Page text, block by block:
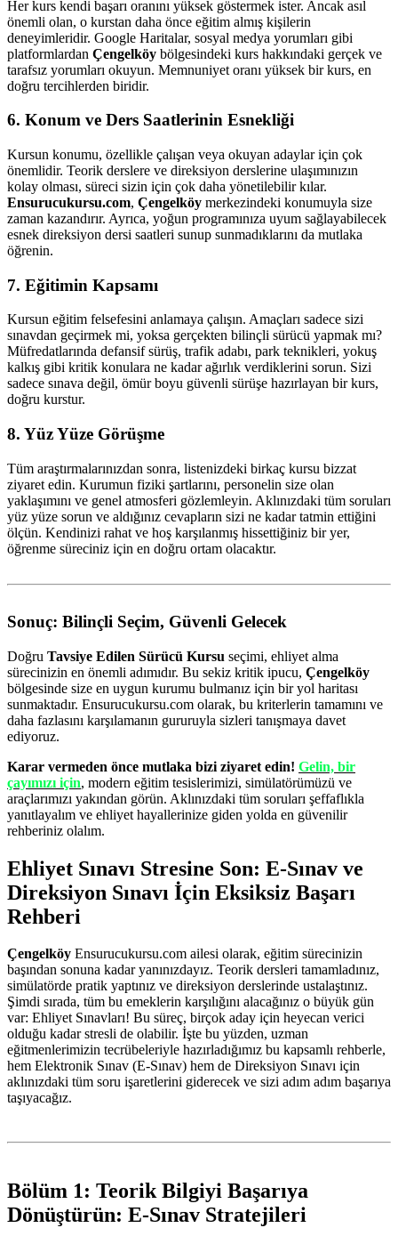
Her kurs kendi başarı oranını yüksek göstermek ister. Ancak asıl
önemli olan, o kurstan daha önce eğitim almış kişilerin
deneyimleridir. Google Haritalar, sosyal medya yorumları gibi
platformlardan Çengelköy bölgesindeki kurs hakkındaki gerçek ve
tarafsız yorumları okuyun. Memnuniyet oranı yüksek bir kurs, en
doğru tercihlerden biridir.
6. Konum ve Ders Saatlerinin Esnekliği
Kursun konumu, özellikle çalışan veya okuyan adaylar için çok
önemlidir. Teorik derslere ve direksiyon derslerine ulaşımınızın
kolay olması, süreci sizin için çok daha yönetilebilir kılar.
Ensurucukursu.com, Çengelköy merkezindeki konumuyla size
zaman kazandırır. Ayrıca, yoğun programınıza uyum sağlayabilecek
esnek direksiyon dersi saatleri sunup sunmadıklarını da mutlaka
öğrenin.
7. Eğitimin Kapsamı
Kursun eğitim felsefesini anlamaya çalışın. Amaçları sadece sizi
sınavdan geçirmek mi, yoksa gerçekten bilinçli sürücü yapmak mı?
Müfredatlarında defansif sürüş, trafik adabı, park teknikleri, yokuş
kalkış gibi kritik konulara ne kadar ağırlık verdiklerini sorun. Sizi
sadece sınava değil, ömür boyu güvenli sürüşe hazırlayan bir kurs,
doğru kurstur.
8. Yüz Yüze Görüşme
Tüm araştırmalarınızdan sonra, listenizdeki birkaç kursu bizzat
ziyaret edin. Kurumun fiziki şartlarını, personelin size olan
yaklaşımını ve genel atmosferi gözlemleyin. Aklınızdaki tüm soruları
yüz yüze sorun ve aldığınız cevapların sizi ne kadar tatmin ettiğini
ölçün. Kendinizi rahat ve hoş karşılanmış hissettiğiniz bir yer,
öğrenme süreciniz için en doğru ortam olacaktır.
Sonuç: Bilinçli Seçim, Güvenli Gelecek
Doğru Tavsiye Edilen Sürücü Kursu seçimi, ehliyet alma
sürecinizin en önemli adımıdır. Bu sekiz kritik ipucu, Çengelköy
bölgesinde size en uygun kurumu bulmanız için bir yol haritası
sunmaktadır. Ensurucukursu.com olarak, bu kriterlerin tamamını ve
daha fazlasını karşılamanın gururuyla sizleri tanışmaya davet
ediyoruz.
Karar vermeden önce mutlaka bizi ziyaret edin! Gelin, bir
çayımızı için, modern eğitim tesislerimizi, simülatörümüzü ve
araçlarımızı yakından görün. Aklınızdaki tüm soruları şeffaflıkla
yanıtlayalım ve ehliyet hayallerinize giden yolda en güvenilir
rehberiniz olalım.
Ehliyet Sınavı Stresine Son: E-Sınav ve
Direksiyon Sınavı İçin Eksiksiz Başarı
Rehberi
Çengelköy Ensurucukursu.com ailesi olarak, eğitim sürecinizin
başından sonuna kadar yanınızdayız. Teorik dersleri tamamladınız,
simülatörde pratik yaptınız ve direksiyon derslerinde ustalaştınız.
Şimdi sırada, tüm bu emeklerin karşılığını alacağınız o büyük gün
var: Ehliyet Sınavları! Bu süreç, birçok aday için heyecan verici
olduğu kadar stresli de olabilir. İşte bu yüzden, uzman
eğitmenlerimizin tecrübeleriyle hazırladığımız bu kapsamlı rehberle,
hem Elektronik Sınav (E-Sınav) hem de Direksiyon Sınavı için
aklınızdaki tüm soru işaretlerini giderecek ve sizi adım adım başarıya
taşıyacağız.
Bölüm 1: Teorik Bilgiyi Başarıya
Dönüştürün: E-Sınav Stratejileri